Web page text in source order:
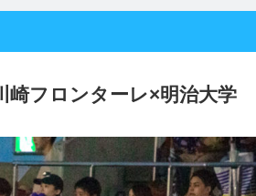
フロンターレ×明治大学